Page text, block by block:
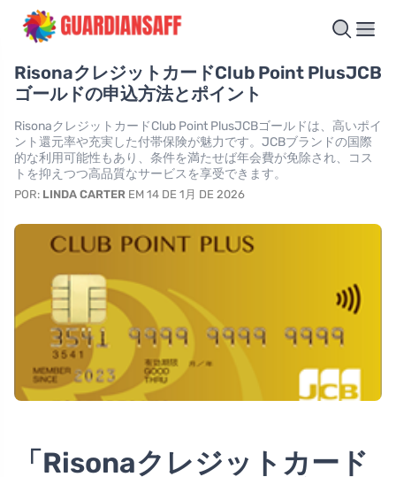
RisonaクレジットカードClub Point PlusJCB
ゴールドの申込方法とポイント
RisonaクレジットカードClub Point PlusJCBゴールドは、高いポイ
ント還元率や充実した付帯保険が魅力です。JCBブランドの国際
的な利用可能性もあり、条件を満たせば年会費が免除され、コス
トを抑えつつ高品質なサービスを享受できます。
POR: LINDA CARTER EM 14 DE 1月 DE 2026
「Risonaクレジットカード